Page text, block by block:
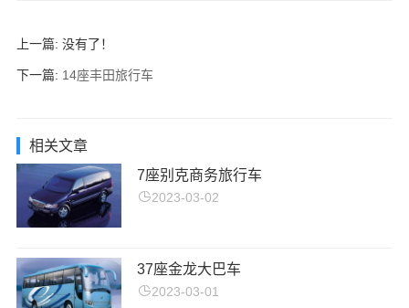
上一篇: 没有了！
下一篇: 14座丰田旅行车
相关文章
7座别克商务旅行车
2023-03-02
37座金龙大巴车
2023-03-01